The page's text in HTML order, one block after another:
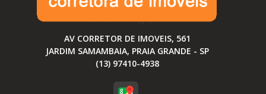
AV CORRETOR DE IMOVEIS, 561
JARDIM SAMAMBAIA, PRAIA GRANDE - SP
(13) 97410-4938